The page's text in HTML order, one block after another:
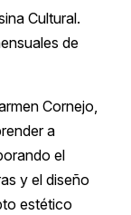
Cultural.
de
Cornejo,
a
el
y el diseño
estético